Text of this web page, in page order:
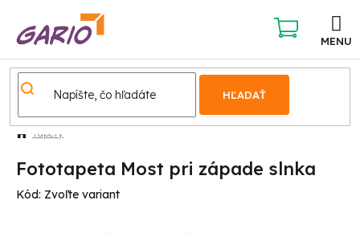
obsah
HĽADAŤ
NÁKUPNÝ
KOŠÍK
Tapety
Fototapeta Most pri západe slnka
Kód: Zvoľte variant